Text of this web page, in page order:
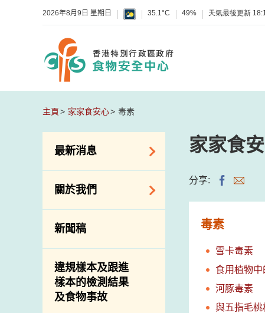
2026年8月9日 星期日 35.1°C 49% 天氣最後更新
主頁 家家食安心 毒素
最新消息
食物警報 / 致敏物
警報
活動
關於我們
組織結構
介紹短片
新聞稿
違規樣本及跟進
樣本的檢測結果
及食物事故
家家食
分享:
毒素
雪卡毒素
食用植物
河豚毒素
與五指毛